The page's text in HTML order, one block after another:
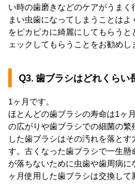
い時の歯磨きなどのケアがうま
まい虫歯になってしまうことは
をピカピカに綺麗にしてもらう
ェックしてもらうことをお勧めし
Q3. 歯ブラシはどれくらい
1ヶ月です。
ほとんどの歯ブラシの寿命は1ヶ
の広がりや歯ブラシでの細菌の
した歯ブラシはその汚れを落と
す。古くなった歯ブラシで一生
が落ちないために虫歯や歯周病に
ヶ月使用した歯ブラシは交換して